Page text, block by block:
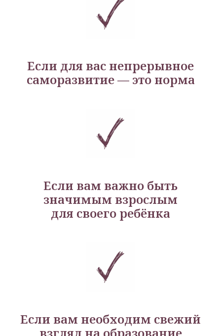
Если для вас непрерывное
саморазвитие — это норма
Если вам важно быть
значимым взрослым
для своего ребёнка
Если вам необходим свежий